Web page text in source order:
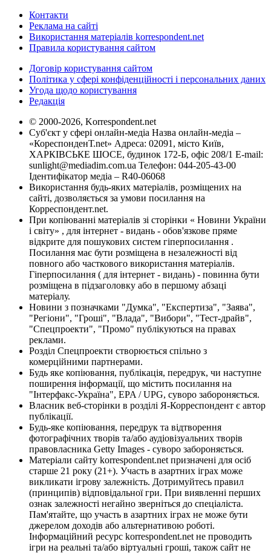
Контакти
Реклама на сайті
Використання матеріалів korrespondent.net
Правила користування сайтом
Договір користування сайтом
Політика у сфері конфіденційності і персональних даних
Угода щодо користування
Редакція
© 2000-2026, Korrespondent.net
Суб'єкт у сфері онлайн-медіа Назва онлайн-медіа –
«КореспонденТ.net» Адреса: 02091, місто Київ,
ХАРКІВСЬКЕ ШОСЕ, будинок 172-Б, офіс 208/1 E-mail:
sunlight@mediadim.com.ua Телефон: 044-205-43-00
Ідентифікатор медіа – R40-06068
Використання будь-яких матеріалів, розміщених на
сайті, дозволяється за умови посилання на
Корреспондент.net.
При копіюванні матеріалів зі сторінки « Новини України
і світу» , для інтернет - видань - обов'язкове пряме
відкрите для пошукових систем гіперпосилання .
Посилання має бути розміщена в незалежності від
повного або часткового використання матеріалів.
Гіперпосилання ( для інтернет - видань) - повинна бути
розміщена в підзаголовку або в першому абзаці
матеріалу.
Новини з позначками "Думка", "Експертиза", "Заява",
"Регіони", "Гроші", "Влада", "Вибори", "Тест-драйв",
"Спецпроекти", "Промо" публікуються на правах
реклами.
Розділ Спецпроекти створюється спільно з
комерційними партнерами.
Будь яке копіювання, публікація, передрук, чи наступне
поширення інформації, що містить посилання на
"Інтерфакс-Україна", EPA / UPG, суворо забороняється.
Власник веб-сторінки в розділі Я-Корреспондент є автор
публікації.
Будь-яке копіювання, передрук та відтворення
фотографічних творів та/або аудіовізуальних творів
правовласника Getty Images - суворо забороняється.
Матеріали сайту korrespondent.net призначені для осіб
старше 21 року (21+). Участь в азартних іграх може
викликати ігрову залежність. Дотримуйтесь правил
(принципів) відповідальної гри. При виявленні перших
ознак залежності негайно зверніться до спеціаліста.
Пам'ятайте, що участь в азартних іграх не може бути
джерелом доходів або альтернативою роботі.
Інформаційний ресурс korrespondent.net не проводить
ігри на реальні та/або віртуальні гроші, також сайт не